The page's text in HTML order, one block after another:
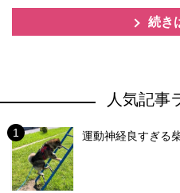
続き
人気記事
運動神経良すぎる